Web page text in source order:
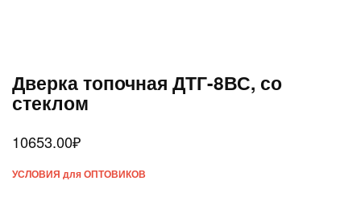
Дверка топочная ДТГ-8ВС, со
стеклом
10653.00₽
УСЛОВИЯ для ОПТОВИКОВ